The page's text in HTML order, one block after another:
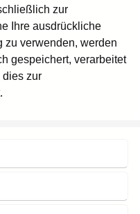
zur
Ihre ausdrückliche
zu verwenden, werden
gespeichert, verarbeitet
dies zur